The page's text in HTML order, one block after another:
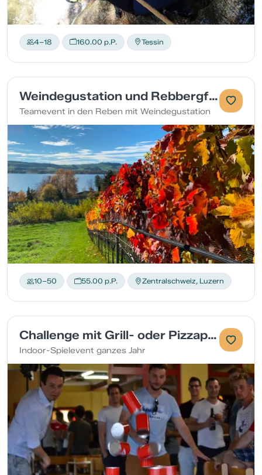
4–18 160.00 p.P. Tessin
Weindegustation und Rebbergführung
Teamevent in den Reben mit Weindegustation
10–50 55.00 p.P. Zentralschweiz, Luzern
Challenge mit Grill- oder Pizzaplausch
Indoor-Spielevent ganzes Jahr